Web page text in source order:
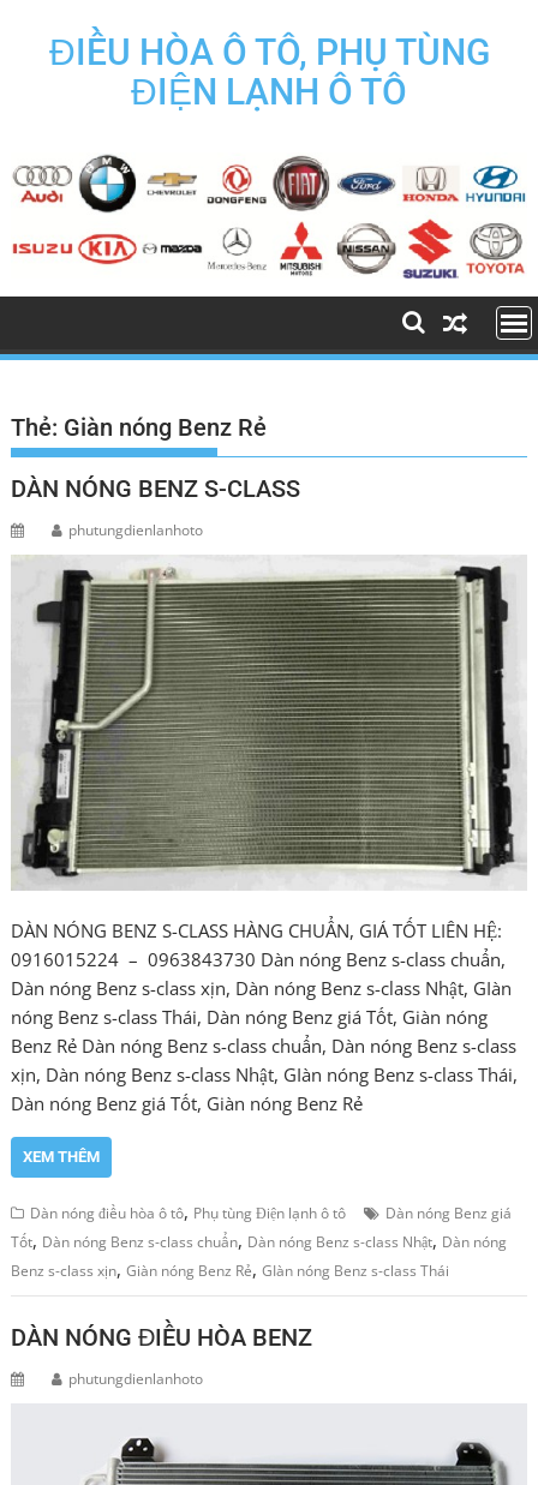
contentĐIỀU HÒA Ô TÔ, PHỤ TÙNG
ĐIỆN LẠNH Ô TÔ
Thẻ: Giàn nóng Benz Rẻ
DÀN NÓNG BENZ S-CLASS
phutungdienlanhoto
DÀN NÓNG BENZ S-CLASS HÀNG CHUẨN, GIÁ TỐT LIÊN HỆ:
0916015224 – 0963843730 Dàn nóng Benz s-class chuẩn,
Dàn nóng Benz s-class xịn, Dàn nóng Benz s-class Nhật, GIàn
nóng Benz s-class Thái, Dàn nóng Benz giá Tốt, Giàn nóng
Benz Rẻ Dàn nóng Benz s-class chuẩn, Dàn nóng Benz s-class
xịn, Dàn nóng Benz s-class Nhật, GIàn nóng Benz s-class Thái,
Dàn nóng Benz giá Tốt, Giàn nóng Benz Rẻ
XEM THÊM
Dàn nóng điều hòa ô tô, Phụ tùng Điện lạnh ô tô
Dàn nóng Benz giá
Tốt, Dàn nóng Benz s-class chuẩn, Dàn nóng Benz s-class Nhật, Dàn nóng
Benz s-class xịn,Giàn nóng Benz Rẻ,GIàn nóng Benz s-class Thái
DÀN NÓNG ĐIỀU HÒA BENZ
phutungdienlanhoto